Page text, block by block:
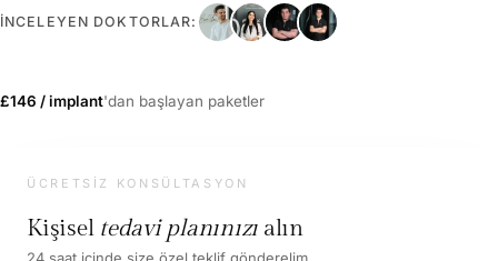
İNCELEYEN DOKTORLAR:
£146 / implant'dan başlayan paketler
ÜCRETSIZ KONSÜLTASYON
Kişisel tedavi planınızı alın
24 saat içinde size özel teklif gönderelim.